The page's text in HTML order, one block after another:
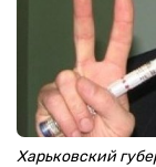
Харьковский